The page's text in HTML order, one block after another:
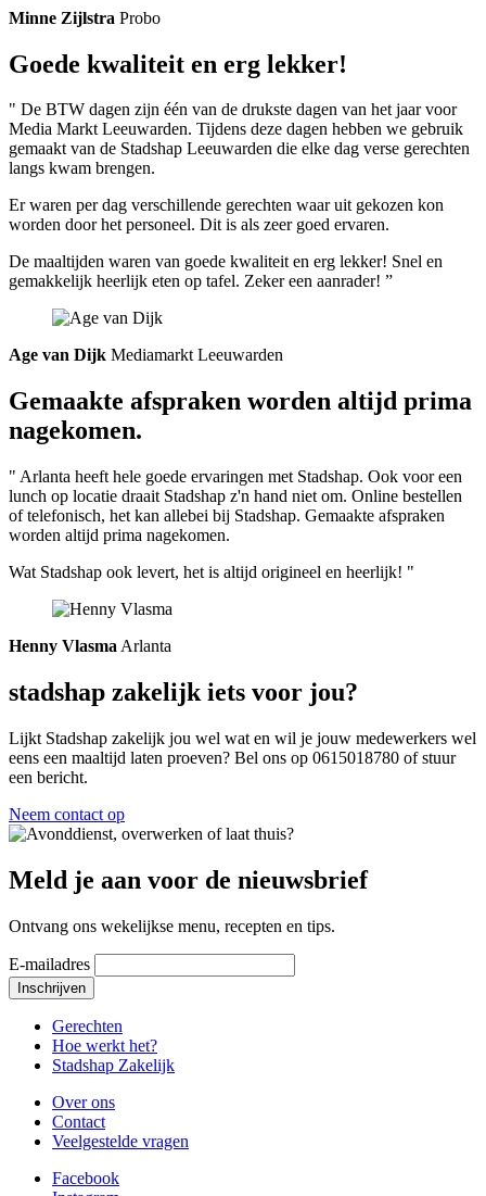
Minne Zijlstra Probo
Goede kwaliteit en erg lekker!
" De BTW dagen zijn één van de drukste dagen van het jaar voor
Media Markt Leeuwarden. Tijdens deze dagen hebben we gebruik
gemaakt van de Stadshap Leeuwarden die elke dag verse gerechten
langs kwam brengen.
Er waren per dag verschillende gerechten waar uit gekozen kon
worden door het personeel. Dit is als zeer goed ervaren.
De maaltijden waren van goede kwaliteit en erg lekker! Snel en
gemakkelijk heerlijk eten op tafel. Zeker een aanrader! ”
Age van Dijk Mediamarkt Leeuwarden
Gemaakte afspraken worden altijd prima
nagekomen.
" Arlanta heeft hele goede ervaringen met Stadshap. Ook voor een
lunch op locatie draait Stadshap z'n hand niet om. Online bestellen
of telefonisch, het kan allebei bij Stadshap. Gemaakte afspraken
worden altijd prima nagekomen.
Wat Stadshap ook levert, het is altijd origineel en heerlijk! "
Henny Vlasma Arlanta
stadshap zakelijk iets voor jou?
Lijkt Stadshap zakelijk jou wel wat en wil je jouw medewerkers wel
eens een maaltijd laten proeven? Bel ons op 0615018780 of stuur
een bericht.
Neem contact op
Meld je aan voor de nieuwsbrief
Ontvang ons wekelijkse menu, recepten en tips.
E-mailadres
Inschrijven
Gerechten
Hoe werkt het?
Stadshap Zakelijk
Over ons
Contact
Veelgestelde vragen
Facebook